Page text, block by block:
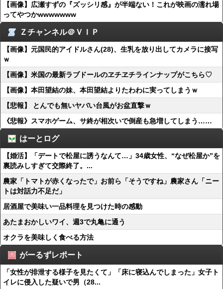
【画像】広瀬すずの『ズッシリ感』が半端ない！これが映画の濡れ場
ってやつかwwwwwww
Ｚチャンネル＠ＶＩＰ
【画像】元国民的アイドルさん(28)、生乳を放り出してカメラに接写
ｗ
【画像】米国の最新ラブドールのヱチヱチラインナップがこちら♡
【画像】本田望結の妹、本田望結よりたわわに実ってしまうｗ
【悲報】 とんでも無いヤバい台風がお盆直撃ｗ
《悲報》スマホゲーム、サ終が相次いで倒産も急増してしまう……
はーとログ
【婚活】「デートで松屋に誘うなんて…」34歳女性、“なぜ松屋か”を
裏読みしすぎて交際終了。...
農家「トマトが赤くなったで」お前ら「そうですね」農家さん「ニー
トは対話力不足だ」
居酒屋で美味い一品料理を見つけた時の感動
あたまおかしいワイ、週3で丸亀に通う
オクラを美味しく食べる方法
がーるずレポート
「女性が排泄する様子を見たくて」「床に寝込んでしまった」女子ト
イレに侵入した疑いで男（28...